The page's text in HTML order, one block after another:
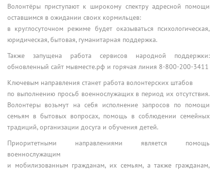
Волонтёры приступают к широкому спектру адресной помощи
оставшимся в ожидании своих кормильцев:
в круглосуточном режиме будет оказываться психологическая,
юридическая, бытовая, гуманитарная поддержка.
Также запущена работа сервисов народной поддержки:
обновленный сайт мывместе.рф и горячая линия 8-800-200-3411
Ключевым направления станет работа волонтерских штабов
по выполнению просьб военнослужащих в период их отсутствия.
Волонтеры возьмут на себя исполнение запросов по помощи
семьям в бытовых вопросах, помощь в соблюдении семейных
традиций, организации досуга и обучения детей.
Приоритетными направлениями является помощь
военнослужащим
и мобилизованным гражданам, их семьям, а также гражданам,